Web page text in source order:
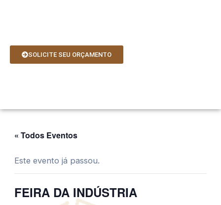
conteúdo
SOLICITE SEU ORÇAMENTO
« Todos Eventos
Este evento já passou.
FEIRA DA INDÚSTRIA